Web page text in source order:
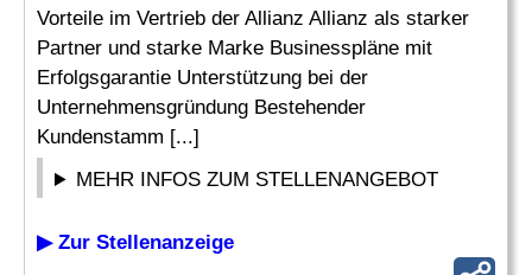
Vorteile im Vertrieb der Allianz Allianz als starker
Partner und starke Marke Businesspläne mit
Erfolgsgarantie Unterstützung bei der
Unternehmensgründung Bestehender
Kundenstamm [...]
MEHR INFOS ZUM STELLENANGEBOT
▶ Zur Stellenanzeige